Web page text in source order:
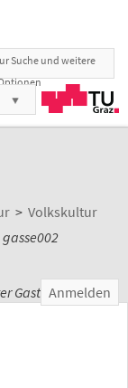
Suche und weitere
> Volkskultur
gasse002
Gast Anmelden